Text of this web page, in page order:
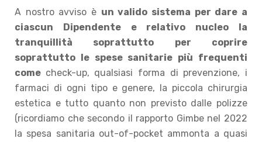
A nostro avviso è un valido sistema per dare a
ciascun Dipendente e relativo nucleo la
tranquillità soprattutto per coprire
soprattutto le spese sanitarie più frequenti
come check-up, qualsiasi forma di prevenzione, i
farmaci di ogni tipo e genere, la piccola chirurgia
estetica e tutto quanto non previsto dalle polizze
(ricordiamo che secondo il rapporto Gimbe nel 2022
la spesa sanitaria out-of-pocket ammonta a quasi